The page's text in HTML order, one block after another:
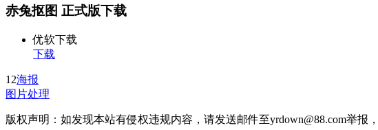
赤兔抠图 正式版下载
优软下载
下载
12海报
图片处理
版权声明：如发现本站有侵权违规内容，请发送邮件至yrdown@88.com举报